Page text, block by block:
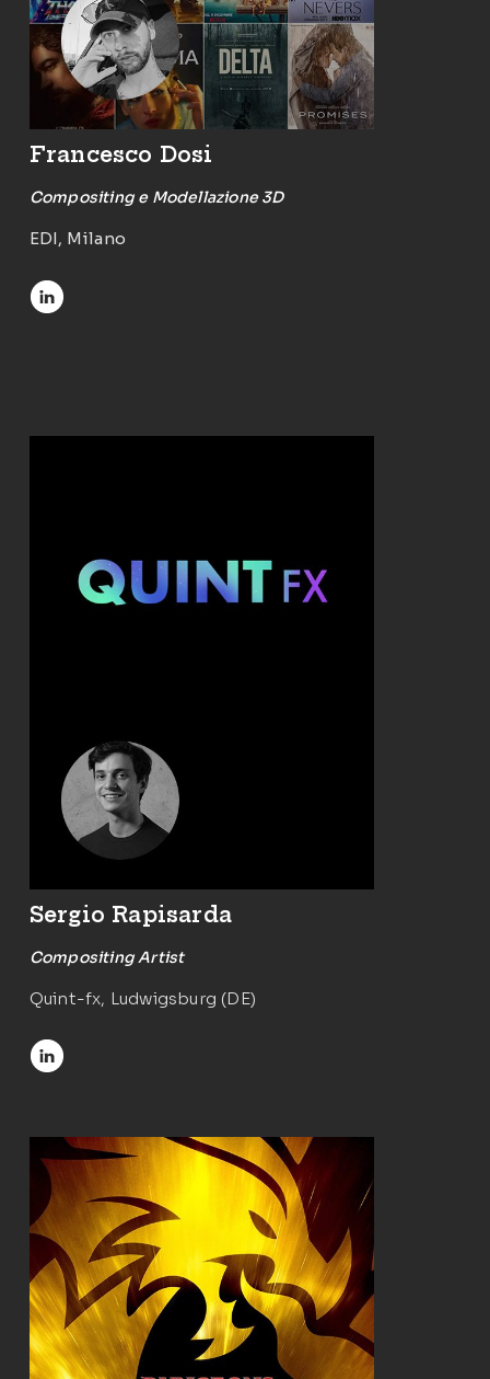
Francesco Dosi
Compositing e Modellazione 3D
EDI, Milano
Sergio Rapisarda
Compositing Artist
Quint-fx, Ludwigsburg (DE)